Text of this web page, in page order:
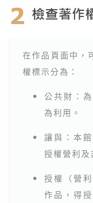
在作品頁面中，
權標示分為：
●
公共財：
為利用。
●
讓與：本
授權營利及
●
授權（營
作品，得